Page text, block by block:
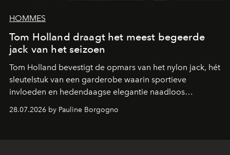
HOMMES
Tom Holland draagt het meest begeerde
jack van het seizoen
Tom Holland bevestigt de opmars van het nylon jack, hét
sleutelstuk van een garderobe waarin sportieve
invloeden en hedendaagse elegantie naadloos
28.07.2026 by Pauline Borgogno